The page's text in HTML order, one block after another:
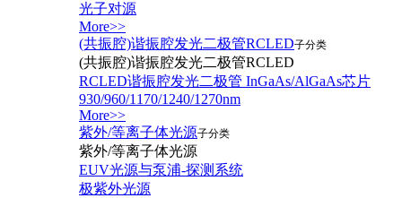
光子对源
More>>
(共振腔)谐振腔发光二极管RCLED子分类
(共振腔)谐振腔发光二极管RCLED
RCLED谐振腔发光二极管 InGaAs/AlGaAs芯片
930/960/1170/1240/1270nm
More>>
紫外/等离子体光源子分类
紫外/等离子体光源
EUV光源与泵浦-探测系统
极紫外光源